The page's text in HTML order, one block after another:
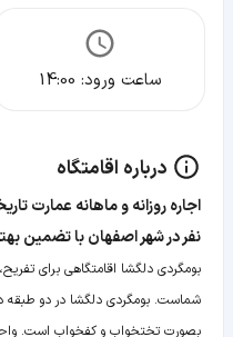
ساعت ورود: 14:00
درباره اقامتگاه
نفر در شهر اصفهان با تضمین
بومگردی دلگشا اقامتگاهی برای
بصورت تختخواب و کفخواب است.